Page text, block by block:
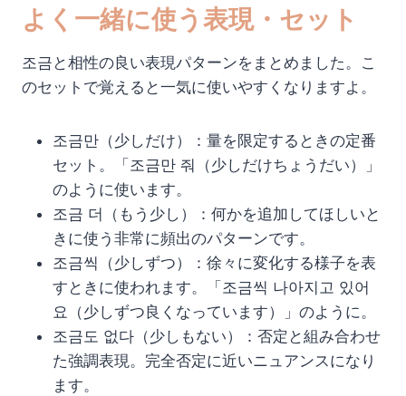
よく一緒に使う表現・セット
조금と相性の良い表現パターンをまとめました。こ
のセットで覚えると一気に使いやすくなりますよ。
조금만（少しだけ）：量を限定するときの定番
セット。「조금만 줘（少しだけちょうだい）」
のように使います。
조금 더（もう少し）：何かを追加してほしいと
きに使う非常に頻出のパターンです。
조금씩（少しずつ）：徐々に変化する様子を表
すときに使われます。「조금씩 나아지고 있어
요（少しずつ良くなっています）」のように。
조금도 없다（少しもない）：否定と組み合わせ
た強調表現。完全否定に近いニュアンスになり
ます。